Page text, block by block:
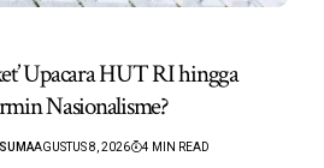
Upacara HUT RI hingga
Nasionalisme?
AGUSTUS 8, 2026 4 MIN READ